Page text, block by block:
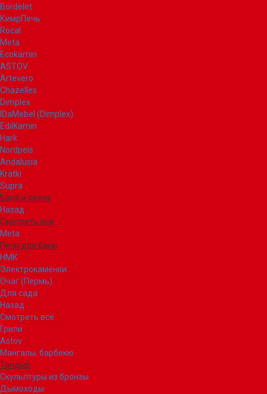
Bordelet
КимрПечь
Rocal
Meta
Ecokamin
ASTOV
Artevero
Chazelles
Dimplex
IDaMebel (Dimplex)
EdilKamin
Hark
Nordpeis
Andalusia
Kratki
Supra
Баня и сауна
Назад
Смотреть все
Meta
Печи для бани
НМК
Электрокаменки
Очаг (Пермь)
Для сада
Назад
Смотреть все
Грили
Astov
Мангалы, барбекю
Тандыр
Скульптуры из бронзы
Дымоходы